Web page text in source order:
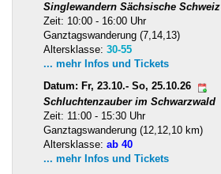
Singlewandern Sächsische Schweiz
Zeit: 10:00 - 16:00 Uhr
Ganztagswanderung (7,14,13)
Altersklasse: 30-55
... mehr Infos und Tickets
Datum: Fr, 23.10.- So, 25.10.26
Schluchtenzauber im Schwarzwald
Zeit: 11:00 - 15:30 Uhr
Ganztagswanderung (12,12,10 km)
Altersklasse: ab 40
... mehr Infos und Tickets